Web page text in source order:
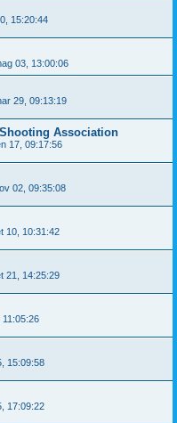
15:20:44
03, 13:00:06
29, 09:13:19
Association
17, 09:17:56
02, 09:35:08
10, 10:31:42
21, 14:25:29
11:05:26
15:09:58
17:09:22